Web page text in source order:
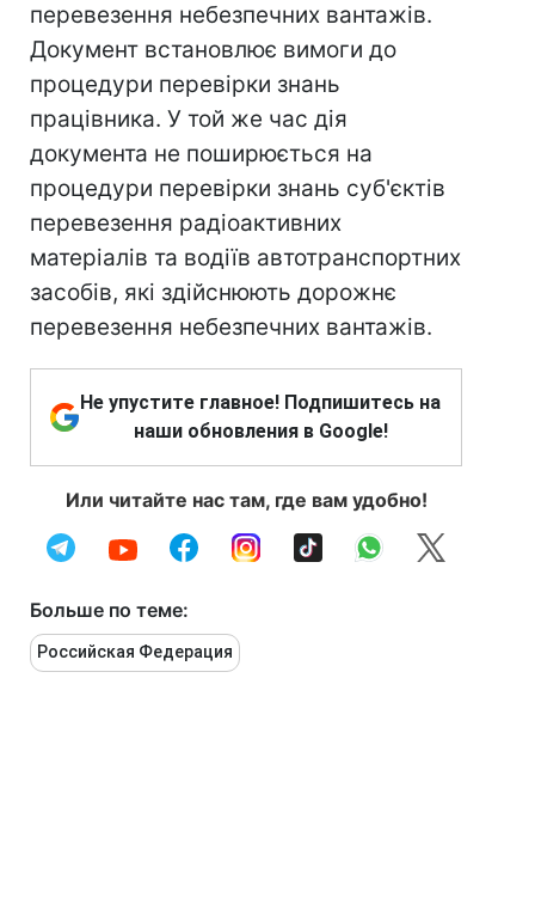
перевезення небезпечних вантажів.
Документ встановлює вимоги до
процедури перевірки знань
працівника. У той же час дія
документа не поширюється на
процедури перевірки знань суб'єктів
перевезення радіоактивних
матеріалів та водіїв автотранспортних
засобів, які здійснюють дорожнє
перевезення небезпечних вантажів.
Не упустите главное! Подпишитесь на
наши обновления в Google!
Или читайте нас там, где вам удобно!
Больше по теме:
Российская Федерация